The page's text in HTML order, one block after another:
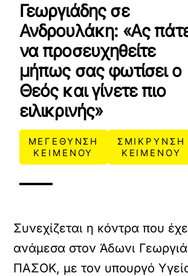
Γεωργιάδης σε
Ανδρουλάκη: «Ας
να προσευχηθείτε
μήπως σας φωτίσει ο
Θεός και γίνετε πιο
ειλικρινής»
ΜΕΓΕΘΥΝΣΗ
ΚΕΙΜΕΝΟΥ
ΣΜΙΚΡΥΝΣΗ
ΚΕΙΜΕΝΟΥ
Συνεχίζεται η κόντρα που
ανάμεσα στον Άδωνι
ΠΑΣΟΚ, με τον υπουργό